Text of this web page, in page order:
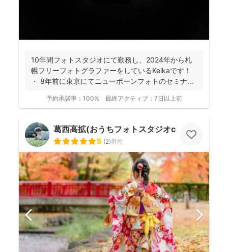
10年間フォトスタジオにて勤務し、2024年から札
幌フリーフォトグラファーをしているKeikaです！
・ 8年前に東京にてニューボーンフォトのセミナ
予約承諾率： 100% 最終アクティブ： 7日以上前
葛西高拡(おうちフォトスタジオcocofilm)
5 (2)男性